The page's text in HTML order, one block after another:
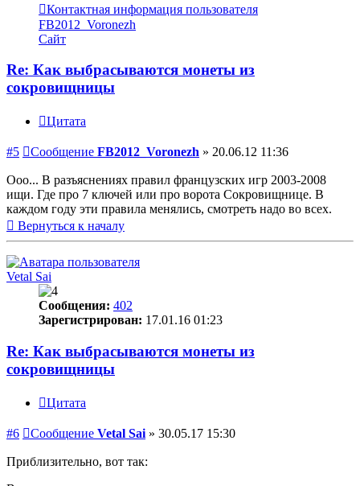
Контактная информация пользователя
FB2012_Voronezh
Сайт
Re: Как выбрасываются монеты из
сокровищницы
Цитата
#5 Сообщение FB2012_Voronezh » 20.06.12 11:36
Ооо... В разъяснениях правил французских игр 2003-2008
ищи. Где про 7 ключей или про ворота Сокровищнице. В
каждом году эти правила менялись, смотреть надо во всех.
Вернуться к началу
Vetal Sai
Сообщения: 402
Зарегистрирован: 17.01.16 01:23
Re: Как выбрасываются монеты из
сокровищницы
Цитата
#6 Сообщение Vetal Sai » 30.05.17 15:30
Приблизительно, вот так: